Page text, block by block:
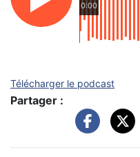
0:00
Télécharger le podcast
Partager :